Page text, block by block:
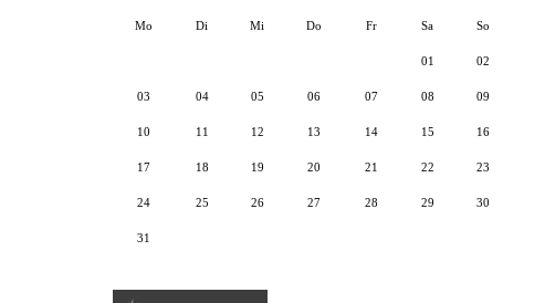
Mo Di Mi Do Fr Sa So
01 02
03 04 05 06 07 08 09
10 11 12 13 14 15 16
17 18 19 20 21 22 23
24 25 26 27 28 29 30
31